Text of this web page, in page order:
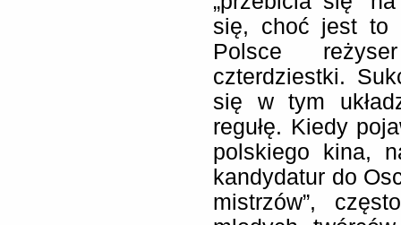
się, choć jest to
Polsce
czterdziestki.
się w tym
regułę. Kiedy
polskiego kina,
kandydatur do
mistrzów”,